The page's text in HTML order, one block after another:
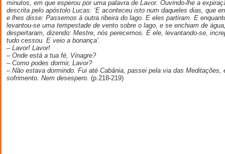
minutos, em que esperou por uma palavra de Lavor. Ouvindo-lhe a
descrita pelo apóstolo Lucas: ‘E aconteceu isto num daqueles dias, que
e lhes disse: Passemos à outra ribeira do lago. E eles partiram. E
levantou-se uma tempestade de vento sobre o lago, e se enchiam de
despertaram, dizendo: Mestre, nós perecemos. E ele, levantando-se,
tudo cessou. E veio a bonança’.
– Lavor! Lavor!
– Onde está a tua fé, Vinagre?
– Como podes dormir, Lavor?
– Não estava dormindo. Fui até Cabânia, passei pela via das
sofrimento. Nem desespero . (p.218-219)